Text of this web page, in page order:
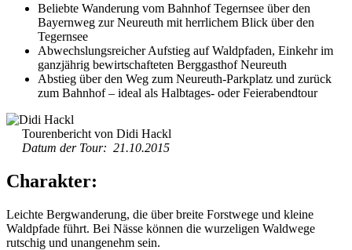
Beliebte Wanderung vom Bahnhof Tegernsee über den
Bayernweg zur Neureuth mit herrlichem Blick über den
Tegernsee
Abwechslungsreicher Aufstieg auf Waldpfaden, Einkehr im
ganzjährig bewirtschafteten Berggasthof Neureuth
Abstieg über den Weg zum Neureuth-Parkplatz und zurück
zum Bahnhof – ideal als Halbtages- oder Feierabendtour
Tourenbericht von Didi Hackl
Datum der Tour: 21.10.2015
Charakter:
Leichte Bergwanderung, die über breite Forstwege und kleine
Waldpfade führt. Bei Nässe können die wurzeligen Waldwege
rutschig und unangenehm sein.